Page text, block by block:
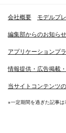
会社概要 モデルプ
編集部からのお知らせ
アプリケーションプ
情報提供・広告掲載
当サイトコンテンツ
※一定期間を過ぎた記事